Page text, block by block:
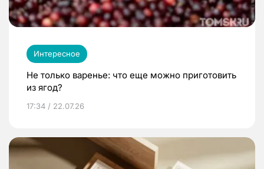
Интересное
Не только варенье: что еще можно приготовить
из ягод?
17:34 / 22.07.26